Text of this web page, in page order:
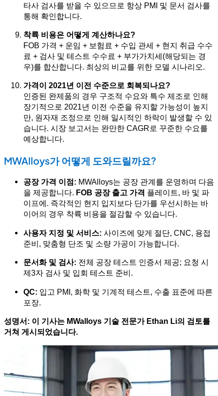
타사 검사를 받을 수 있으므로 항상 PMI 및 문서 검사를
통해 확인합니다.
착륙 비용은 어떻게 계산하나요?
FOB 가격 + 운임 + 보험료 + 수입 관세 + 현지 취급 수수
료 + 검사 및 테스트 수수료 + 부가가치세(해당되는 경
우)를 합산합니다. 최상의 비교를 위한 모델 시나리오.
가격이 2021년 이전 수준으로 회복되나요?
인증된 완제품의 경우 구조적 수요와 특수 제조로 인해
장기적으로 2021년 이전 수준을 유지할 가능성이 높지
만, 원자재 조정으로 인해 일시적인 하락이 발생할 수 있
습니다. 시장 보고서는 완만한 CAGR로 꾸준한 수요를
예상합니다.
MWAlloys가 어떻게 도와드릴까요?
공장 가격 이점: MWAlloys는 공장 관계를 운영하며 다음
을 제공합니다. FOB 공장 출고 가격 플레이트, 바 및 파
이프에. 즉각적인 현지 입지보다 단가를 우선시하는 바
이어의 경우 착륙 비용을 절감할 수 있습니다.
사용자 지정 및 서비스: 사이즈에 맞게 절단, CNC, 용접
준비, 맞춤형 단조 및 소량 가공이 가능합니다.
문서화 및 검사: 전체 공장 테스트 인증서 제공; 요청 시
제3자 검사 및 입회 테스트 준비.
QC: 입고 PMI, 화학 및 기계적 테스트, 수출 표준에 따른
포장.
성명서: 이 기사는 MWalloys 기술 전문가 Ethan Li의 검토를
거쳐 게시되었습니다.